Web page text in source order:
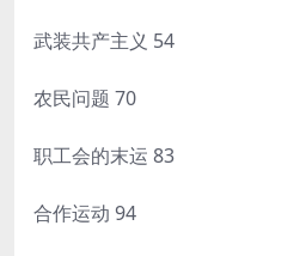
武装共产主义 54
农民问题 70
职工会的末运 83
合作运动 94